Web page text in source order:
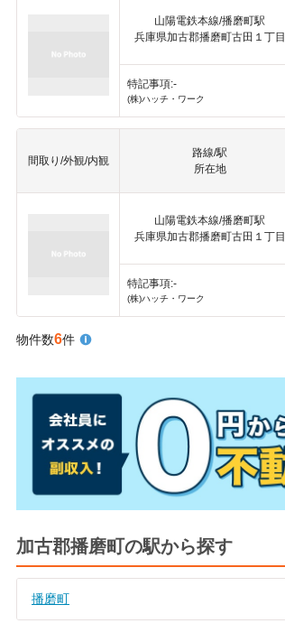
山陽電鉄本線/播磨町駅
兵庫県加古郡播磨町古田１丁目
特記事項:-
(株)ハッチ・ワーク
間取り/外観/内観
路線/駅
所在地
山陽電鉄本線/播磨町駅
兵庫県加古郡播磨町古田１丁目
特記事項:-
(株)ハッチ・ワーク
物件数6件
加古郡播磨町の駅から探す
播磨町